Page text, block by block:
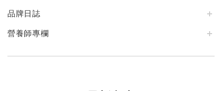
品牌日誌
營養師專欄